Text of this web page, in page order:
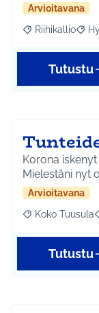
Arvioitavana
Rajaa tulokset
Riihikallio
Tutustu
Korona
Mielestäni nyt
Arvioitavana
Rajaa tulokset
Koko Tuusula
Tutustu